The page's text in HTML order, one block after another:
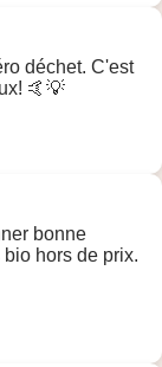
déchet. C'est
🤙💡
bonne
hors de prix.